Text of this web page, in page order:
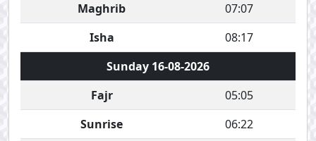
Maghrib
07:07
Isha
08:17
Sunday 16-08-2026
Fajr
05:05
Sunrise
06:22